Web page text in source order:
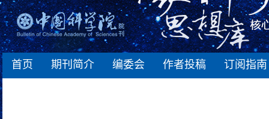
首页 期刊简介 编委会 作者投稿 订阅指南